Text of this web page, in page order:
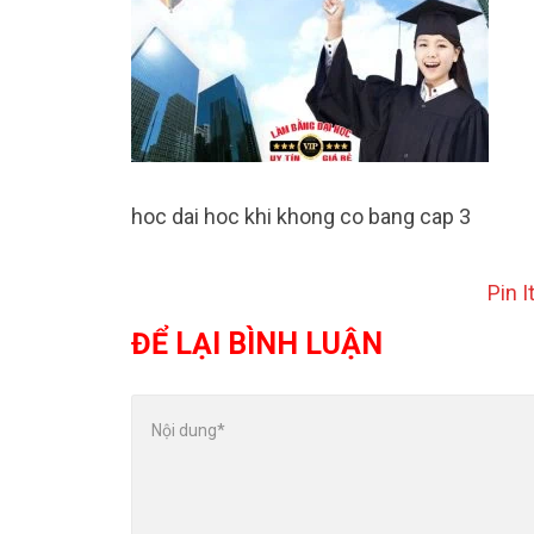
hoc dai hoc khi khong co bang cap 3
Pin It
ĐỂ LẠI BÌNH LUẬN